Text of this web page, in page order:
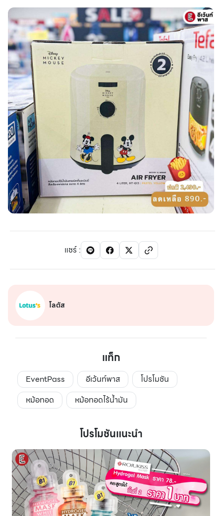
แชร์:
โลตัส
แท็ก
EventPass อีเว้นท์พาส
โปรโมชัน
หม้อทอด
หม้อทอดไร้น้ำมัน
โปรโมชันแนะนำ